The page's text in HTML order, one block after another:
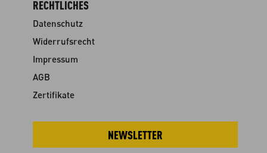
RECHTLICHES
Datenschutz
Widerrufsrecht
Impressum
AGB
Zertifikate
NEWSLETTER